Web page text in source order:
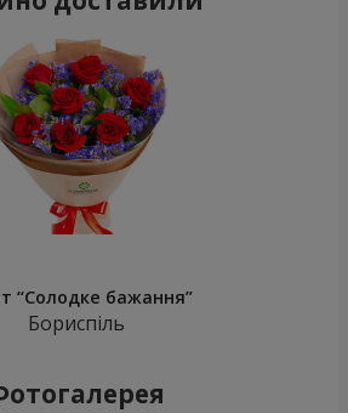
“Солодке бажання”
Бориспіль